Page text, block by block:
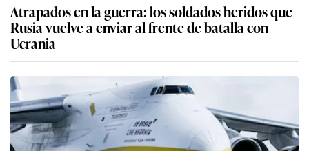
Atrapados en la guerra: los soldados heridos que
Rusia vuelve a enviar al frente de batalla con
Ucrania